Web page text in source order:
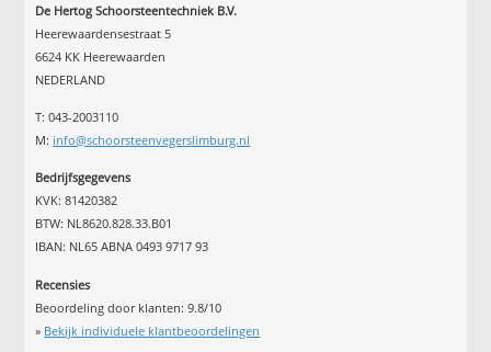
De Hertog Schoorsteentechniek B.V.
Heerewaardensestraat 5
6624 KK Heerewaarden
NEDERLAND
T: 043-2003110
M: info@schoorsteenvegerslimburg.nl
Bedrijfsgegevens
KVK: 81420382
BTW: NL8620.828.33.B01
IBAN: NL65 ABNA 0493 9717 93
Recensies
Beoordeling door klanten:9.8/10
» Bekijk individuele klantbeoordelingen